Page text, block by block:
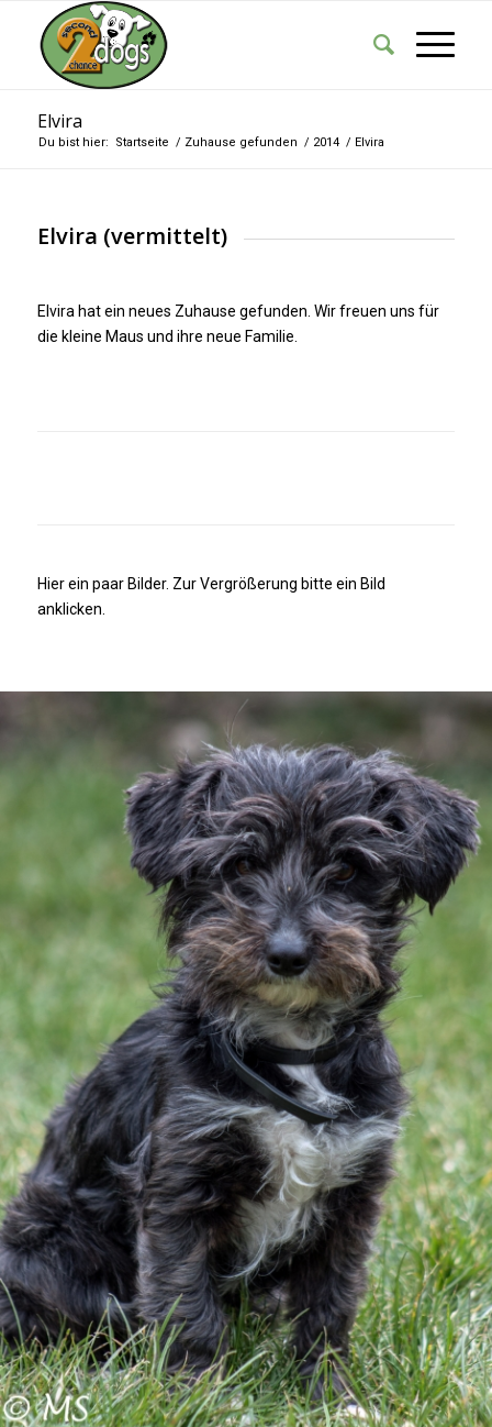
Elvira
Du bist hier: Startseite / Zuhause gefunden / 2014 / Elvira
Elvira (vermittelt)
Elvira hat ein neues Zuhause gefunden. Wir freuen uns für
die kleine Maus und ihre neue Familie.
Hier ein paar Bilder. Zur Vergrößerung bitte ein Bild
anklicken.